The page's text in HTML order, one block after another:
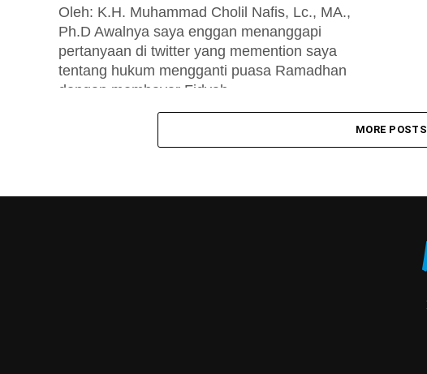
Oleh: K.H. Muhammad Cholil Nafis, Lc., MA.,
Ph.D Awalnya saya enggan menanggapi
pertanyaan di twitter yang memention saya
tentang hukum mengganti puasa Ramadhan
dengan membayar Fidyah...
MORE POSTS